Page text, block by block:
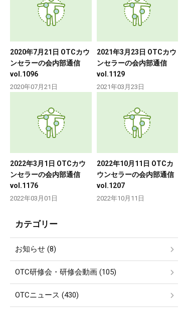
2020年7月21日 OTCカウ
ンセラーの会内部通信
vol.1096
2020年07月21日
2021年3月23日 OTCカウ
ンセラーの会内部通信
vol.1129
2021年03月23日
2022年3月1日 OTCカウ
ンセラーの会内部通信
vol.1176
2022年03月01日
2022年10月11日 OTCカ
ウンセラーの会内部通信
vol.1207
2022年10月11日
カテゴリー
お知らせ (8)
OTC研修会・研修会動画 (105)
OTCニュース (430)